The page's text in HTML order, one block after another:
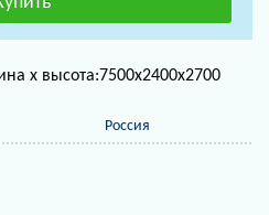
х высота:7500х2400х2700
Россия